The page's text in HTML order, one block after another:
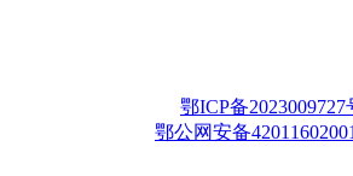
鄂ICP备2023009727
鄂公网安备